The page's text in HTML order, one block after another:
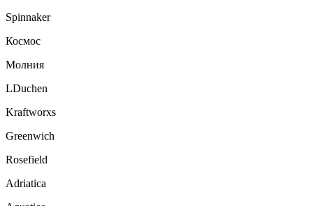
Spinnaker
Космос
Молния
LDuchen
Kraftworxs
Greenwich
Rosefield
Adriatica